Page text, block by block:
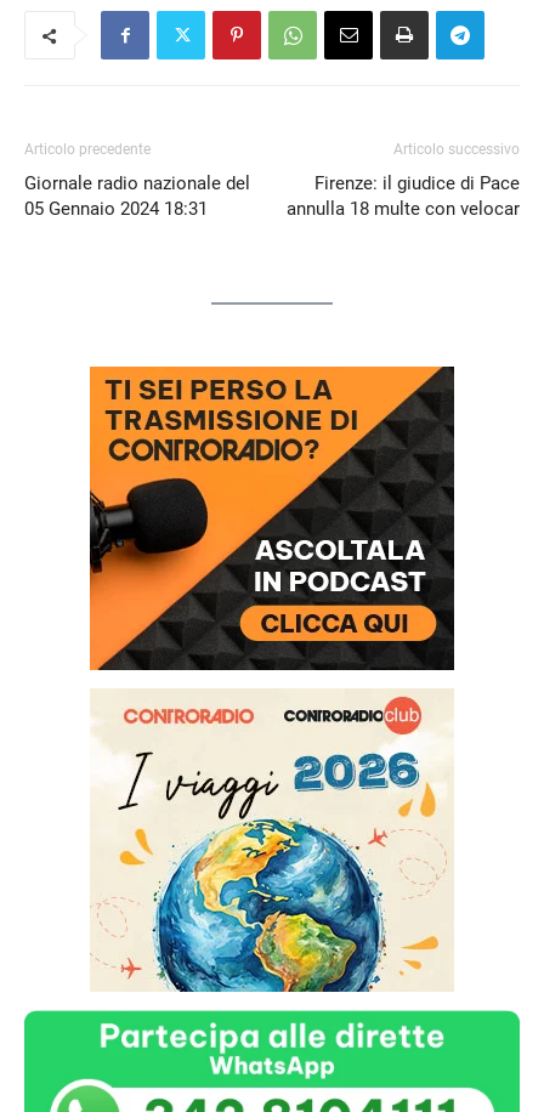
Articolo precedente
Giornale radio nazionale del
05 Gennaio 2024 18:31
Articolo successivo
Firenze: il giudice di Pace
annulla 18 multe con velocar